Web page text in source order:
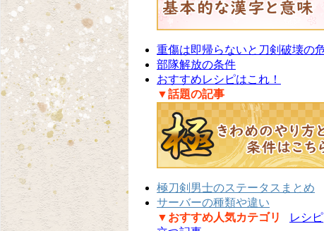
重傷は即帰らないと刀剣破壊の
部隊解放の条件
おすすめレシピはこれ！
▼話題の記事
極刀剣男士のステータスまとめ
サーバーの種類や違い
▼おすすめ人気カテゴリ
レシピ